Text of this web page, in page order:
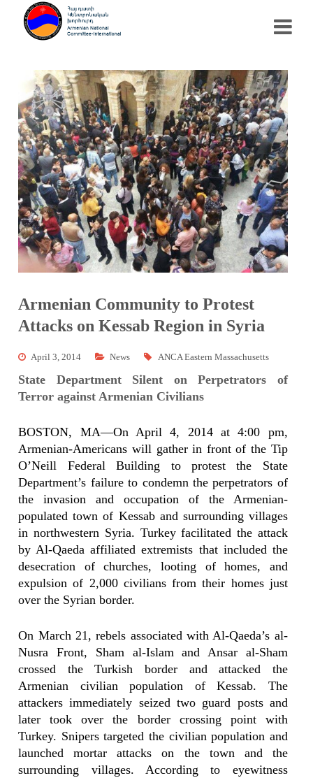
Armenian Community to Protest
Attacks on Kessab Region in Syria
April 3, 2014 News ANCA Eastern Massachusetts
State Department Silent on Perpetrators of
Terror against Armenian Civilians
BOSTON, MA—On April 4, 2014 at 4:00 pm,
Armenian-Americans will gather in front of the Tip
O’Neill Federal Building to protest the State
Department’s failure to condemn the perpetrators of
theinvasion and occupation of the Armenian-
populated town of Kessab and surrounding villages
in northwestern Syria. Turkey facilitated the attack
by Al-Qaeda affiliated extremists that included the
desecration of churches, looting of homes, and
expulsion of 2,000 civilians from their homes just
over the Syrian border.
On March 21, rebels associated with Al-Qaeda’s al-
Nusra Front, Sham al-Islam and Ansar al-Sham
crossed the Turkish border and attacked the
Armenian civilian population of Kessab. The
attackers immediately seized two guard posts and
later took over the border crossing point with
Turkey. Snipers targeted the civilian population and
launched mortar attacks on the town and the
surrounding villages. According to eyewitness